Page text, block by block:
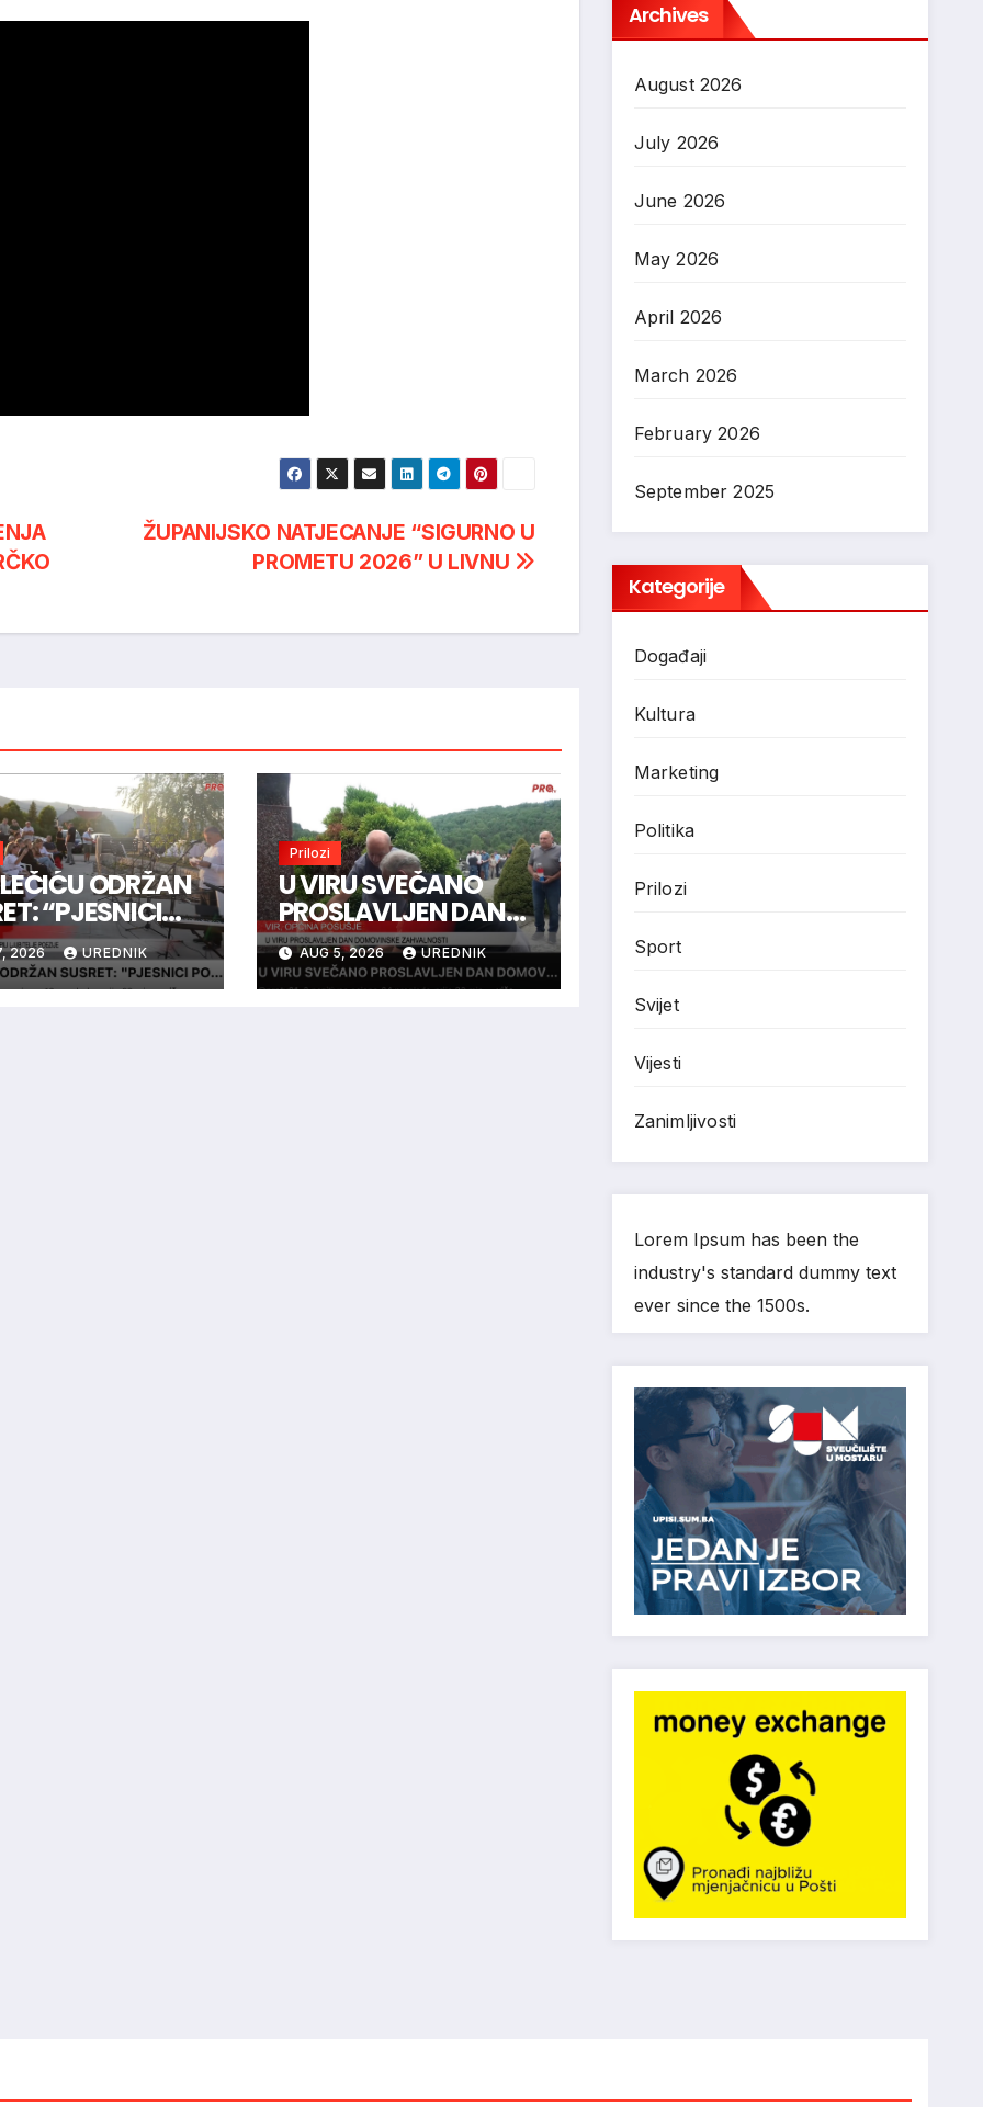
ŽUPANIJSKO NATJECANJE “SIGURNO U
PROMETU 2026” U LIVNU
ODRŽAN
“PJESNICI
2026 UREDNIK
Prilozi
U VIRU SVEČANO
PROSLAVLJEN DAN
DOMOVINSKE
ZAHVALNOSTI
AUG 5, 2026 UREDNIK
Archives
August 2026
July 2026
June 2026
May 2026
April 2026
March 2026
February 2026
September 2025
Kategorije
Događaji
Kultura
Marketing
Politika
Prilozi
Sport
Svijet
Vijesti
Zanimljivosti
Lorem Ipsum has been the
industry's standard dummy text
ever since the 1500s.